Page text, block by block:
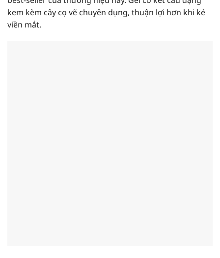
kem kèm cây cọ vẽ chuyên dụng, thuận lợi hơn khi kẻ
viền mắt.